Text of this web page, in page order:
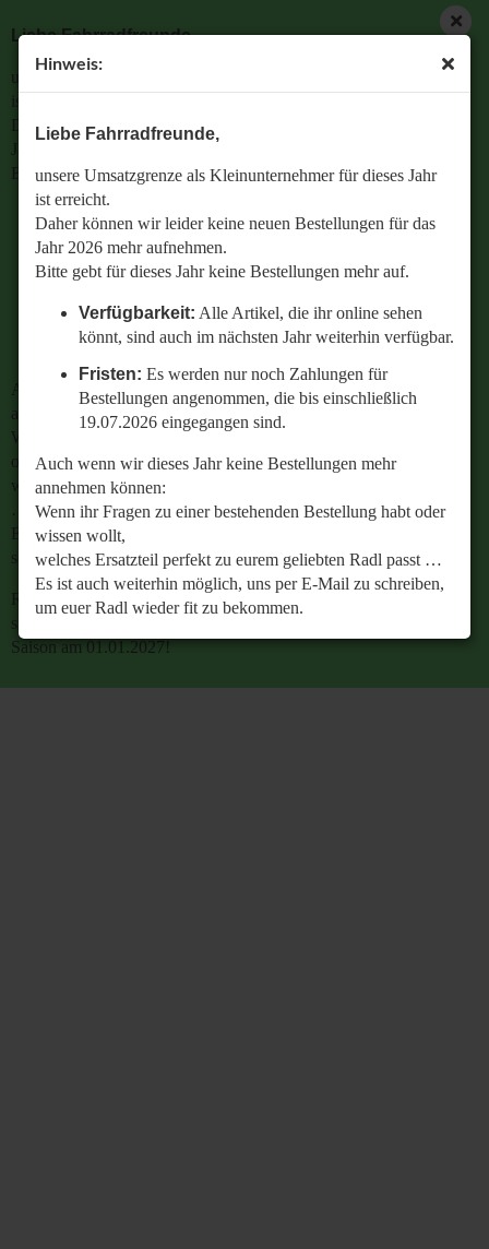
Hinweis:
Liebe Fahrradfreunde,
unsere Umsatzgrenze als Kleinunternehmer für dieses Jahr
ist erreicht.
Daher können wir leider keine neuen Bestellungen für das
Jahr 2026 mehr aufnehmen.
Bitte gebt für dieses Jahr keine Bestellungen mehr auf.
Verfügbarkeit: Alle Artikel, die ihr online sehen
könnt, sind auch im nächsten Jahr weiterhin verfügbar.
Fristen: Es werden nur noch Zahlungen für
Bestellungen angenommen, die bis einschließlich
19.07.2026 eingegangen sind.
Auch wenn wir dieses Jahr keine Bestellungen mehr
annehmen können:
Wenn ihr Fragen zu einer bestehenden Bestellung habt oder
wissen wollt,
welches Ersatzteil perfekt zu eurem geliebten Radl passt …
Es ist auch weiterhin möglich, uns per E-Mail zu schreiben,
um euer Radl wieder fit zu bekommen.
Retrobike wünscht euch eine gesunde Radlzeit und freut
Liebe Fahrradfreunde,
unsere Umsatzgrenze als Kleinunternehmer für dieses Jahr
ist erreicht.
Daher können wir leider keine neuen Bestellungen für das
Jahr 2026 mehr aufnehmen.
Bitte gebt für dieses Jahr keine Bestellungen mehr auf.
Verfügbarkeit: Alle Artikel, die ihr online sehen
könnt, sind auch im nächsten Jahr weiterhin
verfügbar.
Bestellungen angenommen, die bis einschließlich
19.07.2026 eingegangen sind.
Auch wenn wir dieses Jahr keine Bestellungen mehr
annehmen können:
Wenn ihr Fragen zu einer bestehenden Bestellung habt
oder wissen wollt,
welches Ersatzteil perfekt zu eurem geliebten Radl passt
…
Es ist auch weiterhin möglich, uns per E-Mail zu
schreiben, um euer Radl wieder fit zu bekommen.
Retrobike wünscht euch eine gesunde Radlzeit und freut
sich schon jetzt auf den gemeinsamen Start in die neue
Saison am 01.01.2027!